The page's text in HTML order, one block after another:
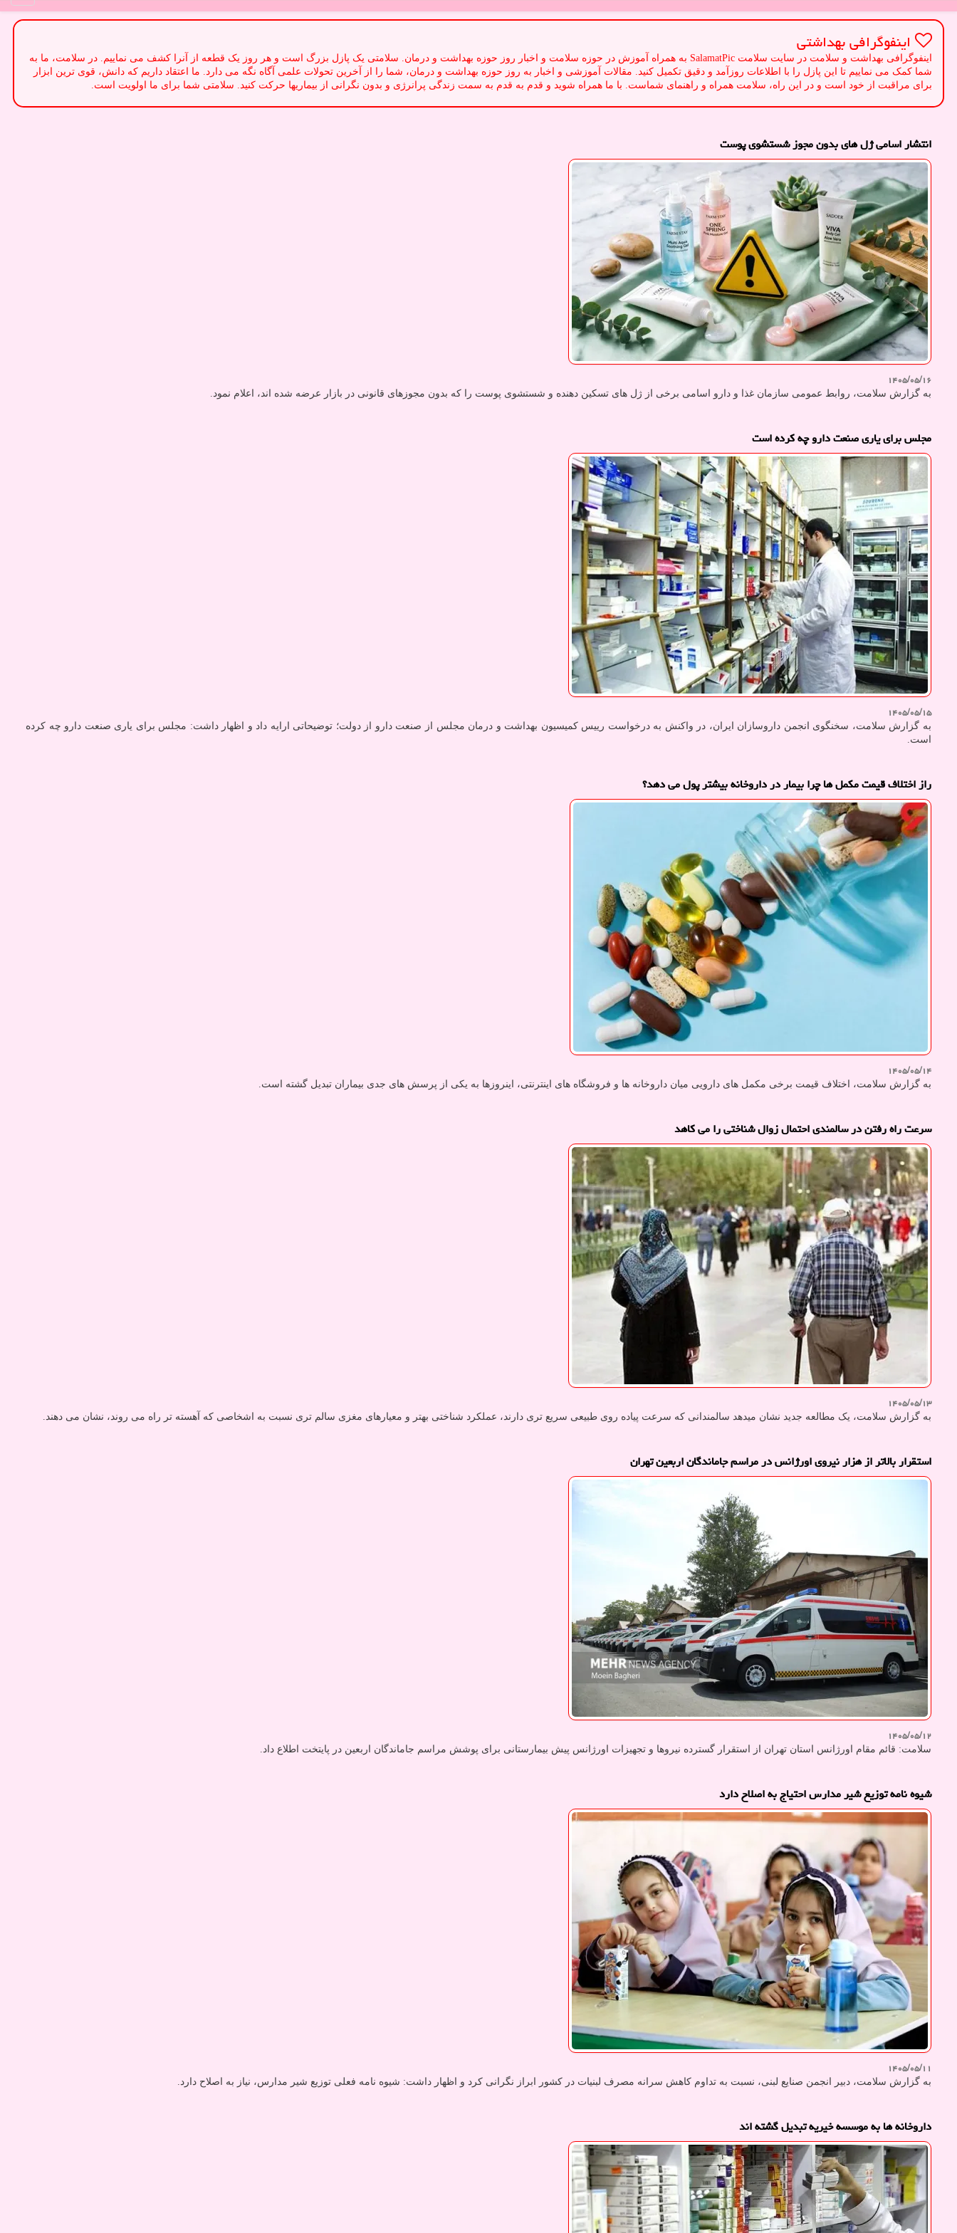
اینفوگرافی بهداشتی
اینفوگرافی بهداشت و سلامت در سایت سلامت SalamatPic به همراه آموزش در حوزه سلامت و اخبار روز حوزه بهداشت و درمان. سلامتی یک پازل بزرگ است و هر روز یک قطعه از آنرا کشف می نماییم. در سلامت، ما به
شما کمک می نماییم تا این پازل را با اطلاعات روزآمد و دقیق تکمیل کنید. مقالات آموزشی و اخبار به روز حوزه بهداشت و درمان، شما را از آخرین تحولات علمی آگاه نگه می دارد. ما اعتقاد داریم که دانش، قوی ترین ابزار
برای مراقبت از خود است و در این راه، سلامت همراه و راهنمای شماست. با ما همراه شوید و قدم به قدم به سمت زندگی پرانرژی و بدون نگرانی از بیماریها حرکت کنید. سلامتی شما برای ما اولویت است.
انتشار اسامی ژل های بدون مجوز شستشوی پوست
۱۴۰۵/۰۵/۱۶
به گزارش سلامت، روابط عمومی سازمان غذا و دارو اسامی برخی از ژل های تسکین دهنده و شستشوی پوست را که بدون مجوزهای قانونی در بازار عرضه شده اند، اعلام نمود.
مجلس برای یاری صنعت دارو چه کرده است
۱۴۰۵/۰۵/۱۵
به گزارش سلامت، سخنگوی انجمن داروسازان ایران، در واکنش به درخواست رییس کمیسیون بهداشت و درمان مجلس از صنعت دارو از دولت؛ توضیحاتی ارایه داد و اظهار داشت: مجلس برای یاری صنعت دارو چه کرده
است.
راز اختلاف قیمت مکمل ها چرا بیمار در داروخانه بیشتر پول می دهد؟
۱۴۰۵/۰۵/۱۴
به گزارش سلامت، اختلاف قیمت برخی مکمل های دارویی میان داروخانه ها و فروشگاه های اینترنتی، اینروزها به یکی از پرسش های جدی بیماران تبدیل گشته است.
سرعت راه رفتن در سالمندی احتمال زوال شناختی را می کاهد
۱۴۰۵/۰۵/۱۳
به گزارش سلامت، یک مطالعه جدید نشان میدهد سالمندانی که سرعت پیاده روی طبیعی سریع تری دارند، عملکرد شناختی بهتر و معیارهای مغزی سالم تری نسبت به اشخاصی که آهسته تر راه می روند، نشان می دهند.
استقرار بالاتر از هزار نیروی اورژانس در مراسم جاماندگان اربعین تهران
۱۴۰۵/۰۵/۱۲
سلامت: قائم مقام اورژانس استان تهران از استقرار گسترده نیروها و تجهیزات اورژانس پیش بیمارستانی برای پوشش مراسم جاماندگان اربعین در پایتخت اطلاع داد.
شیوه نامه توزیع شیر مدارس احتیاج به اصلاح دارد
۱۴۰۵/۰۵/۱۱
به گزارش سلامت، دبیر انجمن صنایع لبنی، نسبت به تداوم کاهش سرانه مصرف لبنیات در کشور ابراز نگرانی کرد و اظهار داشت: شیوه نامه فعلی توزیع شیر مدارس، نیاز به اصلاح دارد.
داروخانه ها به موسسه خیریه تبدیل گشته اند